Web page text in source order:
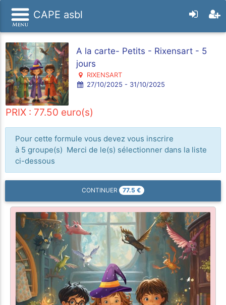
CAPE asbl
A la carte- Petits - Rixensart - 5
jours
RIXENSART
27/10/2025 - 31/10/2025
PRIX : 77.50 euro(s)
Pour cette formule vous devez vous inscrire
à 5 groupe(s) Merci de le(s) sélectionner dans la liste
ci-dessous
CONTINUER 77.5 €